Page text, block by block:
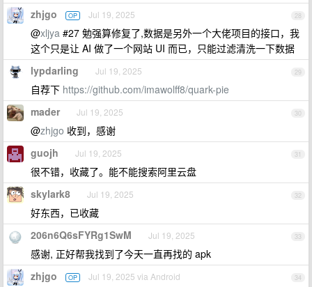
28
zhjgo OP Jul 19, 2025
@xljya #27 勉强算修复了,数据是另外一个大佬项目的接口，我
这个只是让 AI 做了一个网站 UI 而已，只能过滤清洗一下数据
29
lypdarling Jul 19, 2025
自荐下 https://github.com/imawolff8/quark-pie
30
mader Jul 19, 2025
@zhjgo 收到，感谢
31
guojh Jul 19, 2025
很不错，收藏了。能不能搜索阿里云盘
32
skylark8 Jul 19, 2025
好东西，已收藏
33
206n6Q6sFYRg1SwM Jul 19, 2025
感谢, 正好帮我找到了今天一直再找的 apk
34
zhjgo OP Jul 19, 2025 via Android